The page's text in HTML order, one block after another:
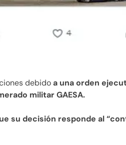
debidoa una orden
militar GAESA.
su decisión responde al